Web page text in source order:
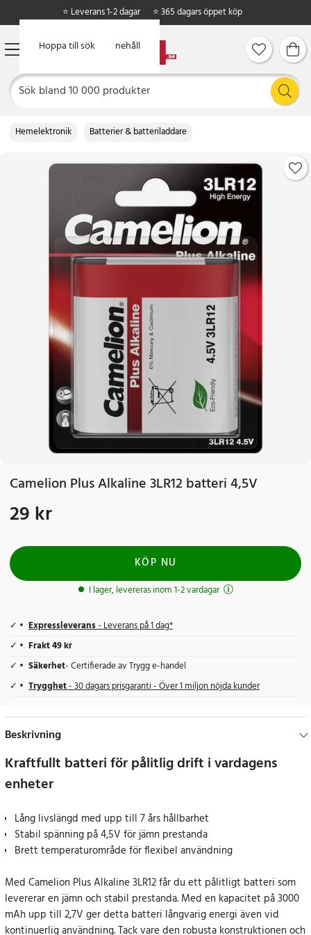
Hoppa till huvudinnehåll
Hoppa till sök
⭐ Leverans 1-2 dagar ⭐ 365 dagars öppet köp
Hemelektronik Batterier & batteriladdare
Camelion Plus Alkaline 3LR12 batteri 4,5V
Pris: 29 kr
29 kr
KÖP NU
I lager, levereras inom 1-2 vardagar
Expressleverans- Leverans på 1 dag*
Frakt 49 kr
Säkerhet- Certifierade av Trygg e-handel
Trygghet- 30 dagars prisgaranti - Över 1 miljon nöjda kunder
Beskrivning
Kraftfullt batteri för pålitlig drift i vardagens
enheter
Lång livslängd med upp till 7 års hållbarhet
Stabil spänning på 4,5V för jämn prestanda
Brett temperaturområde för flexibel användning
Med Camelion Plus Alkaline 3LR12 får du ett pålitligt batteri som
levererar en jämn och stabil prestanda. Med en kapacitet på 3000
mAh upp till 2,7V ger detta batteri långvarig energi även vid
kontinuerlig användning. Tack vare den robusta konstruktionen och